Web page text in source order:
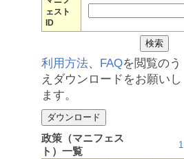
ェスト
ID
利用方法、 FAQを閲覧のう
えダウンロードをお願いし
ます。
政策（マニフェス
ト）一覧
1